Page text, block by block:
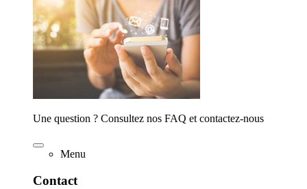
Une question ? Consultez nos FAQ et contactez-nous
Menu
Contact